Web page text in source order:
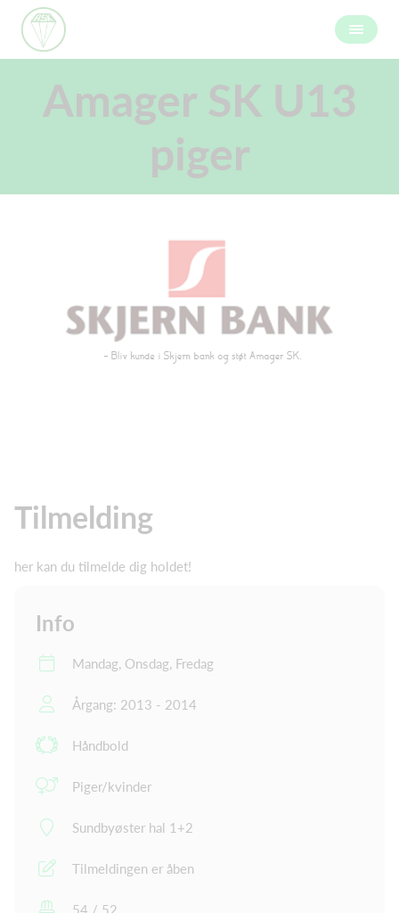
Amager SK U13
piger
Tilmelding
her kan du tilmelde dig holdet!
Info
Mandag, Onsdag, Fredag
Årgang: 2013 - 2014
Håndbold
Piger/kvinder
Sundbyøster hal 1+2
Tilmeldingen er åben
54 / 52